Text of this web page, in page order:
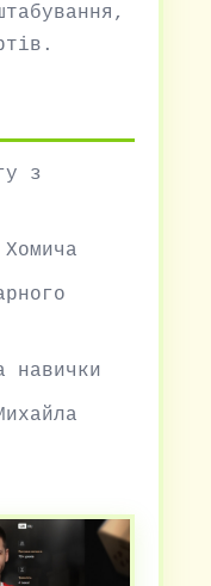
з
навички